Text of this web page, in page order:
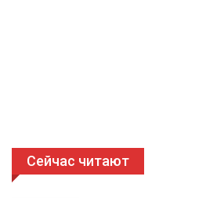
Сейчас читают